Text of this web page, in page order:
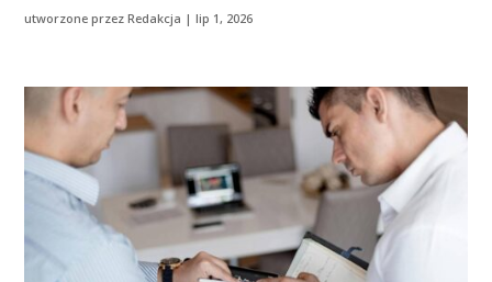
utworzone przezRedakcja |lip 1, 2026